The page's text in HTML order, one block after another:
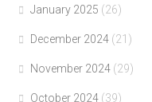
January 2025 (26)
December 2024 (21)
November 2024 (29)
October 2024 (39)